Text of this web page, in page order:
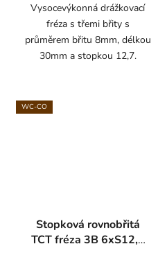
Vysocevýkonná drážkovací
fréza s třemi břity s
průměrem břitu 8mm, délkou
30mm a stopkou 12,7.
WC-CO
Stopková rovnobřitá
TCT fréza 3B 6xS12,7